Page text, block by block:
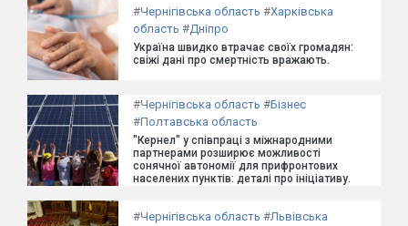
#Чернігівська область #Харківська
область #Дніпро
Україна швидко втрачає своїх громадян:
свіжі дані про смертність вражають.
#Чернігівська область #Бізнес
#Полтавська область
"Кернел" у співпраці з міжнародними
партнерами розширює можливості
сонячної автономії для прифронтових
населених пунктів: деталі про ініціативу.
#Чернігівська область #Львівська